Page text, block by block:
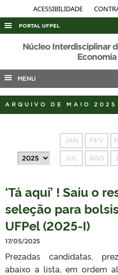
ACESSIBILIDADE
PORTAL UFPEL
ACESSO À INFORMAÇÃO
COBALTO
CONCURSOS
PORTARIAS
Núcleo Interdisciplinar
MENU
ARQUIVO DE MAIO 2025
JAN FEV
JUL AGO
‘Tá aqui’ ! Saiu o
seleção para
UFPel (2025-I)
17/05/2025
Prezadas candidatas,
abaixo a lista, em ordem